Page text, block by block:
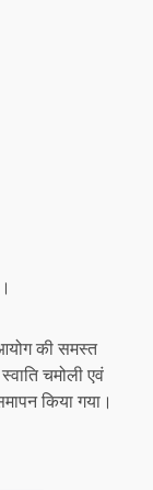
की समस्त
चमोली एवं
किया गया।